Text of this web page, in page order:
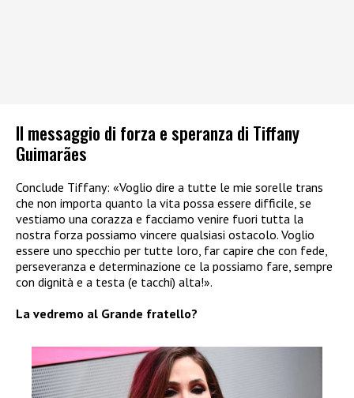
Il messaggio di forza e speranza di Tiffany
Guimarães
Conclude Tiffany: «Voglio dire a tutte le mie sorelle trans
che non importa quanto la vita possa essere difficile, se
vestiamo una corazza e facciamo venire fuori tutta la
nostra forza possiamo vincere qualsiasi ostacolo. Voglio
essere uno specchio per tutte loro, far capire che con fede,
perseveranza e determinazione ce la possiamo fare, sempre
con dignità e a testa (e tacchi) alta!».
La vedremo al Grande fratello?